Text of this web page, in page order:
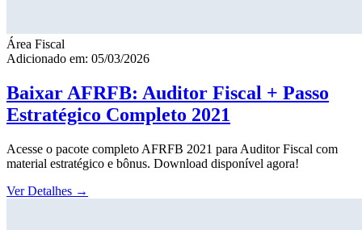
Área Fiscal
Adicionado em: 05/03/2026
Baixar AFRFB: Auditor Fiscal + Passo
Estratégico Completo 2021
Acesse o pacote completo AFRFB 2021 para Auditor Fiscal com
material estratégico e bônus. Download disponível agora!
Ver Detalhes →